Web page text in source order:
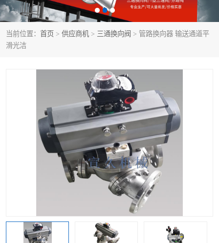
当前位置： 首页 > 供应商机 > 三通换向阀 > 管路换向器 输送通道平
滑光洁
粉体换向阀 管道换向阀
管路换向阀 三通换向阀
粉体三通阀
气动三通阀 不锈钢三通阀
Y型转向阀 翻板转向阀
粉体转向阀 Y型球阀
气动球阀
Y型分路阀
粉体分路阀